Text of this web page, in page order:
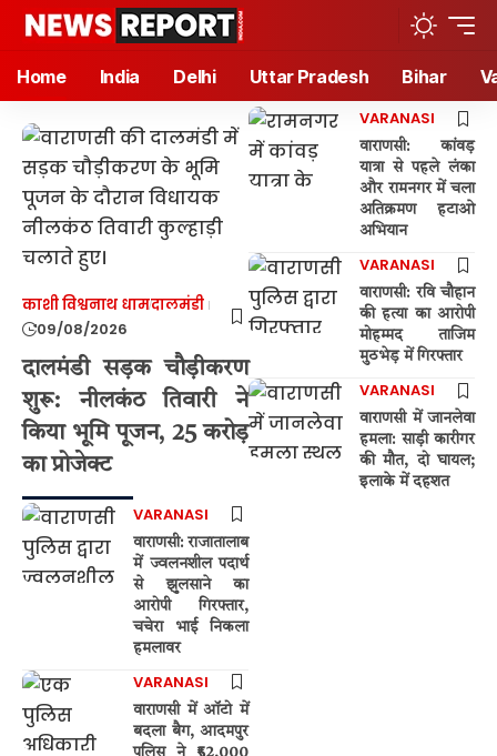
Home India Delhi Uttar Pradesh Bihar
काशी विश्वनाथ धामदालमंडी
09/08/2026
दालमंडी सड़क चौड़ीकरण
शुरू: नीलकंठ तिवारी ने
किया भूमि पूजन, 25 करोड़
का प्रोजेक्ट
VARANASI
वाराणसी: राजातालाब
में ज्वलनशील पदार्थ
से झुलसाने का
आरोपी गिरफ्तार,
चचेरा भाई निकला
हमलावर
VARANASI
वाराणसी में ऑटो में
बदला बैग, आदमपुर
पुलिस ने ₹52,000
VARANASI
वाराणसी: कांवड़
यात्रा से पहले लंका
और रामनगर में चला
अतिक्रमण हटाओ
अभियान
VARANASI
वाराणसी: रवि चौहान
की हत्या का आरोपी
मोहम्मद ताजिम
मुठभेड़ में गिरफ्तार
VARANASI
वाराणसी में जानलेवा
हमला: साड़ी कारीगर
की मौत, दो घायल;
इलाके में दहशत